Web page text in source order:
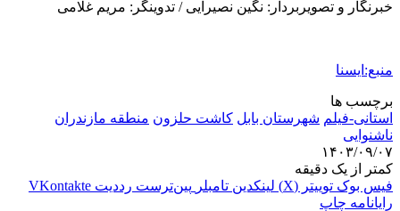
خبرنگار و تصویربردار: نگین نصیرایی / تدوینگر: مریم غلامی
منبع:ایسنا
برچسب ها
استانی-فیلم شهرستان بابل کاشت حلزون منطقه مازندران
ناشنوایی
۱۴۰۳/۰۹/۰۷
کمتر از یک دقیقه
فیس بوک توییتر (X) لینکدین ‫تامبلر ‫پین‌ترست ‫رددیت ‫VKontakte
رایانامه چاپ